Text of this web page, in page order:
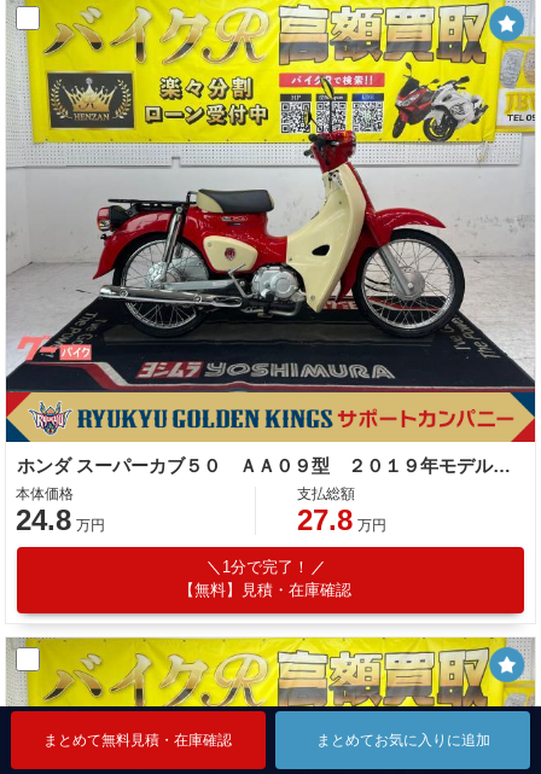
まとめて無料見積・在庫確認 まとめてお気に入りに追加
まとめて無料見積・在庫確認 まとめてお気に入りに追加
ホンダ スーパーカブ５０ ＡＡ０９型 ２０１９年モデル スペアキー サイドスタンド センタースタンド ＬＥＤヘッドライト
本体価格
24.8 万円
支払総額
27.8 万円
1分で完了！
【無料】見積・在庫確認
まとめて無料見積・在庫確認 まとめてお気に入りに追加